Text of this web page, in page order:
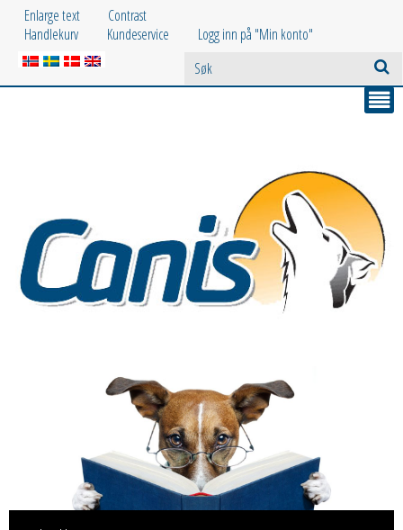
Enlarge text
Contrast
Handlekurv
Kundeservice Logg inn på "Min konto"